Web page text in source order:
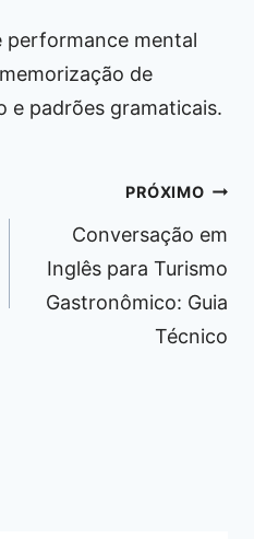
performance mental
de
e padrões gramaticais.
PRÓXIMO
Conversação em
Inglês para Turismo
Gastronômico: Guia
Técnico